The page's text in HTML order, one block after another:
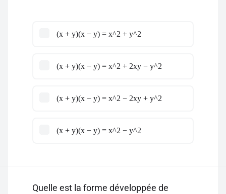
(x + y)(x − y) = x^2 + y^2
(x + y)(x − y) = x^2 + 2xy − y^2
(x + y)(x − y) = x^2 − 2xy + y^2
(x + y)(x − y) = x^2 − y^2
Quelle est la forme développée de